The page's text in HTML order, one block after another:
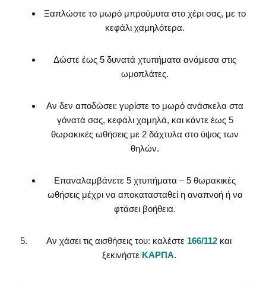
Ξαπλώστε το μωρό μπρούμυτα στο χέρι σας, με το
κεφάλι χαμηλότερα.
Δώστε έως 5 δυνατά χτυπήματα ανάμεσα στις
ωμοπλάτες.
Αν δεν αποδώσει: γυρίστε το μωρό ανάσκελα στα
γόνατά σας, κεφάλι χαμηλά, και κάντε έως 5
θωρακικές ωθήσεις με 2 δάχτυλα στο ύψος των
θηλών.
Επαναλαμβάνετε 5 χτυπήματα – 5 θωρακικές
ωθήσεις μέχρι να αποκατασταθεί η αναπνοή ή να
φτάσει βοήθεια.
Αν χάσει τις αισθήσεις του: καλέστε 166/112 και
ξεκινήστε ΚΑΡΠΑ.